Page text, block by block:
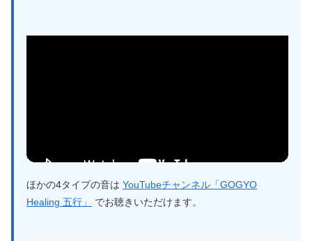
ほかの4タイプの音は YouTubeチャンネル「GOGYO
Healing 五行」
でお聴きいただけます。